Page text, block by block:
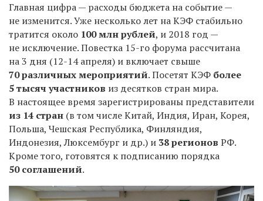
Главная цифра — расходы бюджета на событие —
не изменится. Уже несколько лет на КЭФ стабильно
тратится около 100 млн рублей, и 2018 год —
не исключение. Повестка 15-го форума рассчитана
на3 дня (12-14 апреля) и включает свыше
70 различных мероприятий.Посетят КЭФ более
5 тысячучастников из десятков стран мира.
В настоящее время зарегистрированы представители
из 14 стран (в том числе Китай, Индия, Иран, Корея,
Польша, Чешская Республика, Финляндия,
Индонезия, Люксембург и др.) и 38 регионов РФ.
Кроме того, готовятся к подписанию порядка
50 соглашений.